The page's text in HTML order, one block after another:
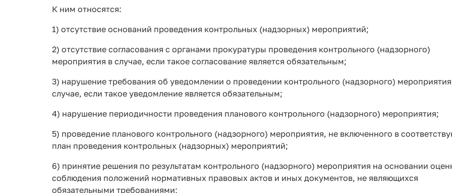
К ним относятся:
1) отсутствие оснований проведения контрольных (надзорных) мероприятий;
2) отсутствие согласования с органами прокуратуры проведения контрольного (надзорного)
мероприятия в случае, если такое согласование является обязательным;
3) нарушение требования об уведомлении о проведении контрольного (надзорного)
случае, если такое уведомление является обязательным;
4) нарушение периодичности проведения планового контрольного (надзорного) мероприятия;
5) проведение планового контрольного (надзорного) мероприятия, не включенного в
план проведения контрольных (надзорных) мероприятий;
6) принятие решения по результатам контрольного (надзорного) мероприятия на основании
соблюдения положений нормативных правовых актов и иных документов, не являющихся
обязательными требованиями;